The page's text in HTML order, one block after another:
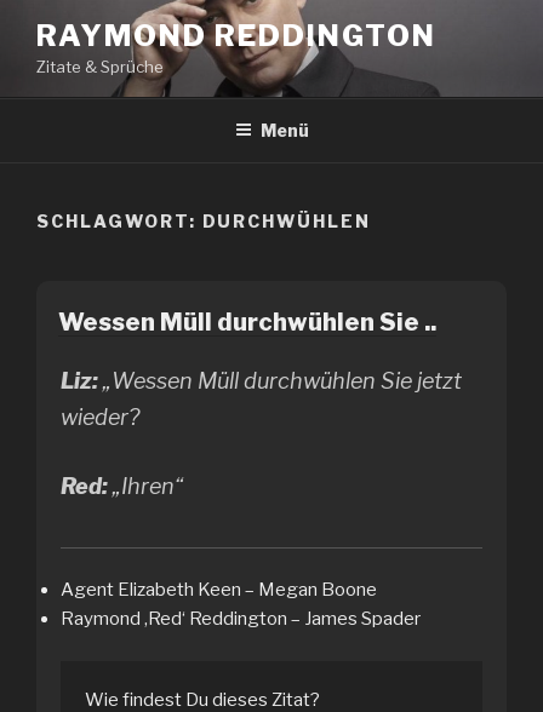
Inhalt
springen
RAYMOND REDDINGTON
Zitate & Sprüche
Menü
SCHLAGWORT: DURCHWÜHLEN
Wessen Müll durchwühlen Sie ..
Liz:„Wessen Müll durchwühlen Sie jetzt
wieder?
Red:„Ihren“
Agent Elizabeth Keen – Megan Boone
Raymond ‚Red‘ Reddington – James Spader
Wie findest Du dieses Zitat?